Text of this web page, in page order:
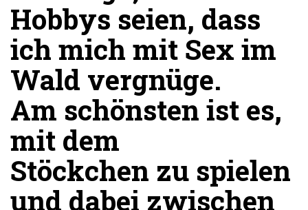
Hobbys seien, dass
ich mich mit Sex im
Wald vergnüge.
Am schönsten ist es,
mit dem
Stöckchen zu spielen
und dabei zwischen